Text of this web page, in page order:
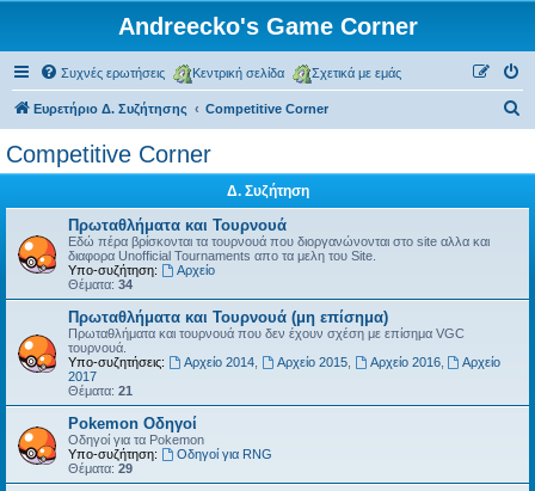
Andreecko's Game Corner
Συχνές ερωτήσεις Κεντρική σελίδα Σχετικά με εμάς
Ευρετήριο Δ. Συζήτησης Competitive Corner
Competitive Corner
Δ. Συζήτηση
Πρωταθλήματα και Τουρνουά
Εδώ πέρα βρίσκονται τα τουρνουά που διοργανώνονται στο site αλλα και
διαφορα Unofficial Tournaments απο τα μελη του Site.
Υπο-συζήτηση:
Αρχείο
Θέματα: 34
Πρωταθλήματα και Τουρνουά (μη επίσημα)
Πρωταθλήματα και τουρνουά που δεν έχουν σχέση με επίσημα VGC
τουρνουά.
Υπο-συζητήσεις:
Αρχείο 2014, Αρχείο 2015, Αρχείο 2016,
Αρχείο
2017
Θέματα: 21
Pokemon Οδηγοί
Οδηγοί για τα Pokemon
Υπο-συζήτηση:
Οδηγοί για RNG
Θέματα: 29